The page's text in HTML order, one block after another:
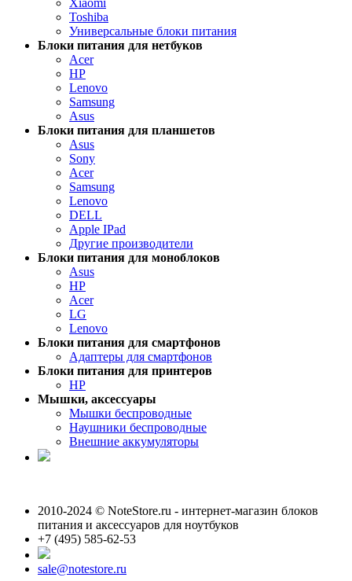
Toshiba
Универсальные блоки питания
Блоки питания для нетбуков
Acer
HP
Lenovo
Samsung
Asus
Блоки питания для планшетов
Asus
Sony
Acer
Samsung
Lenovo
DELL
Apple IPad
Другие производители
Блоки питания для моноблоков
Asus
HP
Acer
LG
Lenovo
Блоки питания для смартфонов
Адаптеры для смартфонов
Блоки питания для принтеров
HP
Мышки, аксессуары
Мышки беспроводные
Наушники беспроводные
Внешние аккумуляторы
2010-2024 © NoteStore.ru - интернет-магазин блоков
питания и аксессуаров для ноутбуков
+7 (495) 585-62-53
sale@notestore.ru